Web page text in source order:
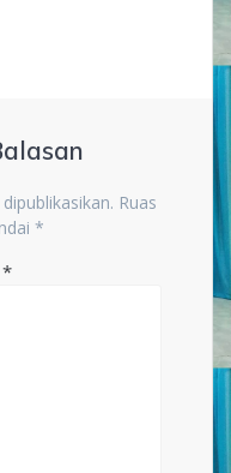
Ruas
*
*